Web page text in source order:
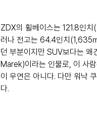
ZDX의 휠베이스는 121.8
러나 전고는 64.4인치(1,635
던 부분이지만 SUV보다는 왜
Marek)이라는 인물로, 이 사
이 우연은 아니다. 다만 워낙
다.